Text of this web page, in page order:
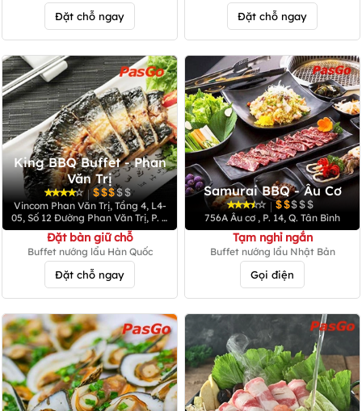
Đặt chỗ ngay Đặt chỗ ngay
King BBQ Buffet - Phan
Văn Trị
|
Vincom Phan Văn Trị, Tầng 4, L4-
05, Số 12 Đường Phan Văn Trị, P. 7,
Q. Gò Vấp
Đặt bàn giữ chỗ
Buffet nướng lẩu Hàn Quốc
Đặt chỗ ngay
Samurai BBQ - Âu Cơ
|
756A Âu cơ , P. 14, Q. Tân Bình
Tạm nghỉ ngắn
Buffet nướng lẩu Nhật Bản
Gọi điện